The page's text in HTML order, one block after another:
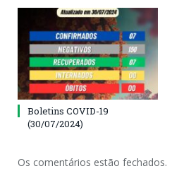
Boletins COVID-19
(30/07/2024)
Os comentários estão fechados.